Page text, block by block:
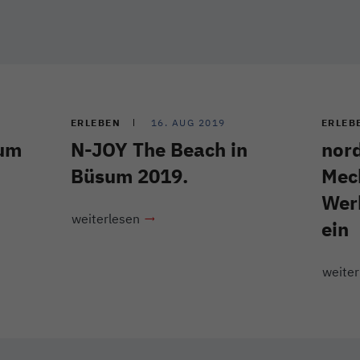
ERLEBEN 16. AUG 2019
N-JOY The Beach in
Büsum 2019.
weiterlesen
ein